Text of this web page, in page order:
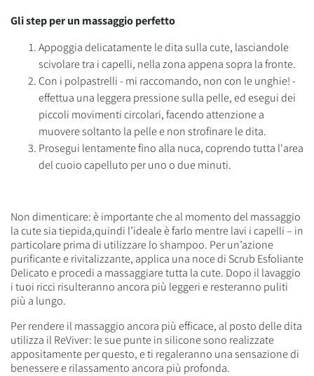
Gli step per un massaggio perfetto
Appoggia delicatamente le dita sulla cute, lasciandole
scivolare tra i capelli, nella zona appena sopra la fronte.
Con i polpastrelli - mi raccomando, non con le unghie! -
effettua una leggera pressione sulla pelle, ed esegui dei
piccoli movimenti circolari, facendo attenzione a
muovere soltanto la pelle e non strofinare le dita.
Prosegui lentamente fino alla nuca, coprendo tutta l'area
del cuoio capelluto per uno o due minuti.
Non dimenticare: è importante che al momento del massaggio
la cute sia tiepida,quindi l’ideale è farlo mentre lavi i capelli – in
particolare prima di utilizzare lo shampoo. Per un’azione
purificante e rivitalizzante, applica una noce di Scrub Esfoliante
Delicato e procedi a massaggiare tutta la cute. Dopo il lavaggio
i tuoi ricci risulteranno ancora più leggeri e resteranno puliti
più a lungo.
Per rendere il massaggio ancora più efficace, al posto delle dita
utilizza il ReViver: le sue punte in silicone sono realizzate
appositamente per questo, e ti regaleranno una sensazione di
benessere e rilassamento ancora più profonda.